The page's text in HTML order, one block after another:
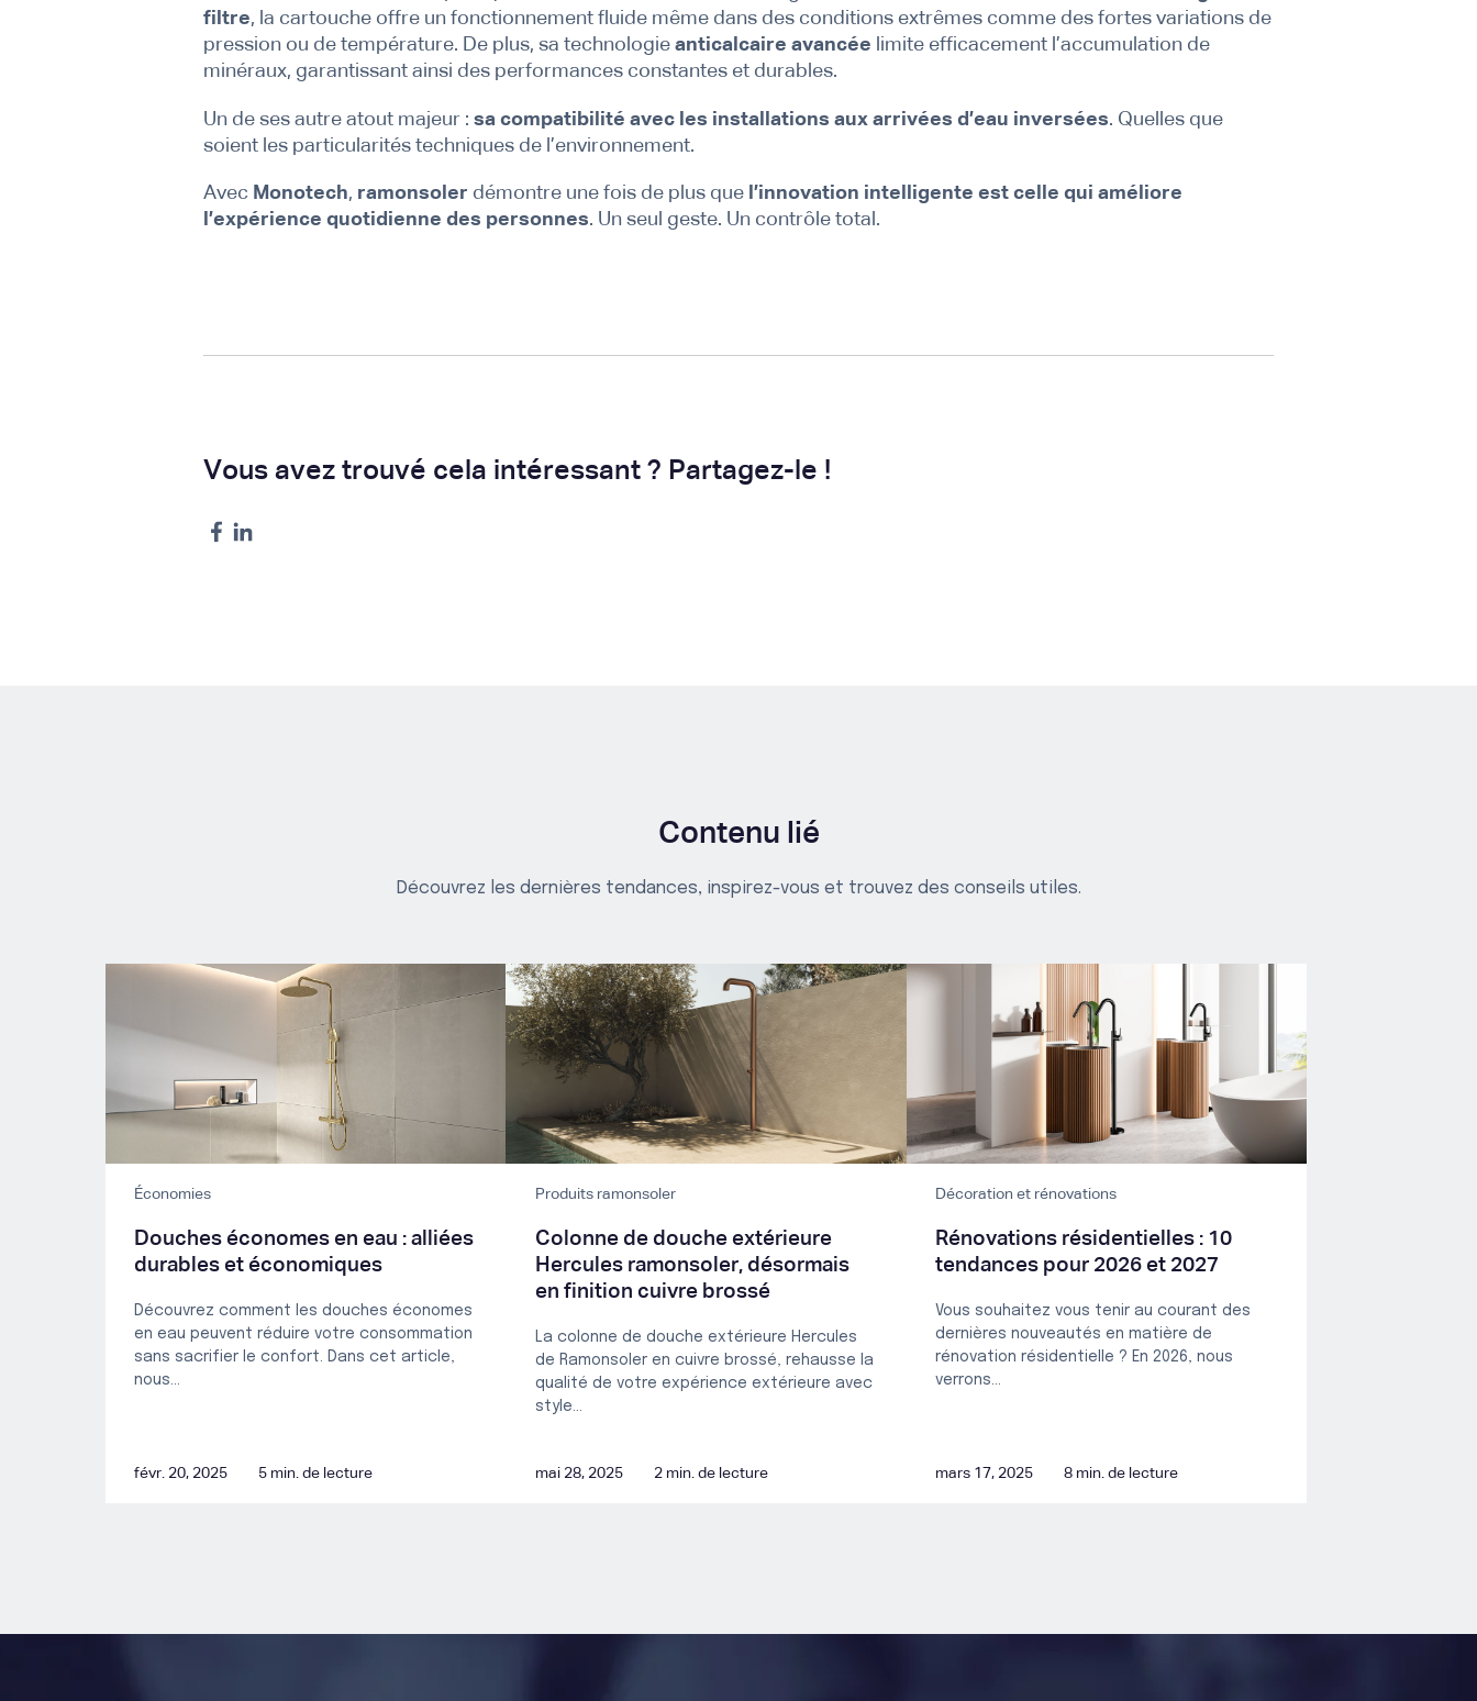
filtre, la cartouche offre un fonctionnement fluide même dans des conditions extrêmes comme des fortes variations de
pression ou de température. De plus, sa technologie anticalcaire avancée limite efficacement l’accumulation de
minéraux, garantissant ainsi des performances constantes et durables.
Un de ses autre atout majeur : sa compatibilité avec les installations aux arrivées d’eau inversées. Quelles que
soient les particularités techniques de l’environnement.
Avec Monotech, ramonsoler démontre une fois de plus que l’innovation intelligente est celle qui améliore
l’expérience quotidienne des personnes. Un seul geste. Un contrôle total.
Vous avez trouvé cela intéressant ? Partagez-le !
Contenu lié
Découvrez les dernières tendances, inspirez-vous et trouvez des conseils utiles.
Économies
Douches économes en eau : alliées
durables et économiques
Découvrez comment les douches économes
en eau peuvent réduire votre consommation
sans sacrifier le confort. Dans cet article,
nous...
févr. 20, 2025 5 min. de lecture
Produits ramonsoler
Colonne de douche extérieure
Hercules ramonsoler, désormais
en finition cuivre brossé
La colonne de douche extérieure Hercules
de Ramonsoler en cuivre brossé, rehausse la
qualité de votre expérience extérieure avec
style...
mai 28, 2025 2 min. de lecture
Décoration et rénovations
Rénovations résidentielles : 10
tendances pour 2026 et 2027
Vous souhaitez vous tenir au courant des
dernières nouveautés en matière de
rénovation résidentielle ? En 2026, nous
verrons...
mars 17, 2025 8 min. de lecture